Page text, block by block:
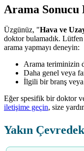
Arama Sonucu
Üzgünüz, "Hava ve
doktor bulamadık.
arama yapmayı deneyin:
Arama teriminizin
Daha genel veya
İlgili bir branş veya
Eğer spesifik bir doktor
iletişime geçin, size
Yakın